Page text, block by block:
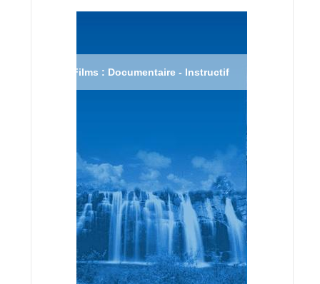
Films : Documentaire - Instructif